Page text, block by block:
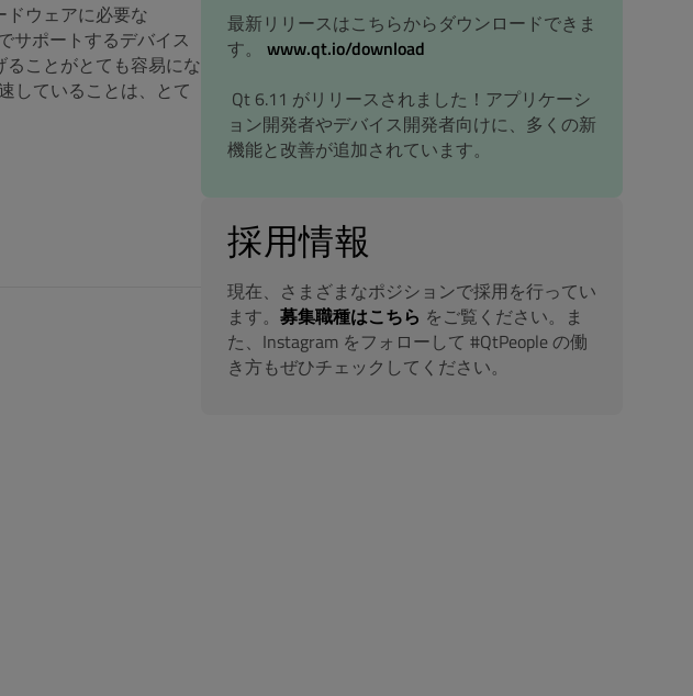
ウェアに必要な
サポートするデバイス
ことがとても容易にな
していることは、とて
最新リリースはこちらからダウンロードできま
す。 www.qt.io/download
Qt 6.11 がリリースされました！アプリケーシ
ョン開発者やデバイス開発者向けに、多くの新
機能と改善が追加されています。
採用情報
現在、さまざまなポジションで採用を行ってい
ます。 募集職種はこちら をご覧ください。ま
た、Instagram をフォローして #QtPeople の働
き方もぜひチェックしてください。